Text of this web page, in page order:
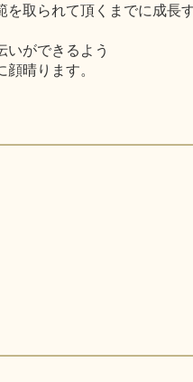
取られて頂くまでに成長
いができるよう
晴ります。